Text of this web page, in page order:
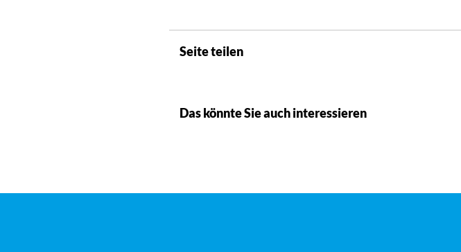
Seite teilen
Das könnte Sie auch interessieren